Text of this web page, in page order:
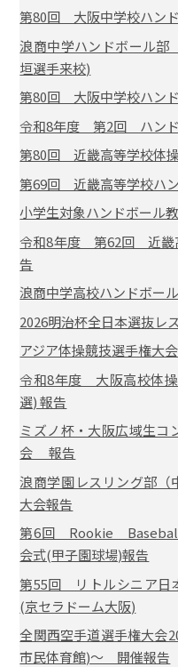
第80回 大阪中学校ハン
浪商中学ハンドボール
垣選手来校)
第80回 大阪中学校ハン
令和8年度 第2回 ハンド
第80回 近畿高等学校体
第69回 近畿高等学校ハ
小学生対象ハンドボール
令和8年度 第62回 近畿
告
浪商中学高校ハンドボー
2026明治杯全日本選抜レ
アジア体操競技選手権大
令和8年度 大阪高校体
選) 報告
ミズノ杯・大阪広域生
会 報告
浪商学園レスリング部（
大会報告
第6回 Rookie
会式(甲子園球場)報告
第55回 リトルシニア
(京セラドーム大阪)
全関西空手道選手権大
市民体育館)～ 開催報告